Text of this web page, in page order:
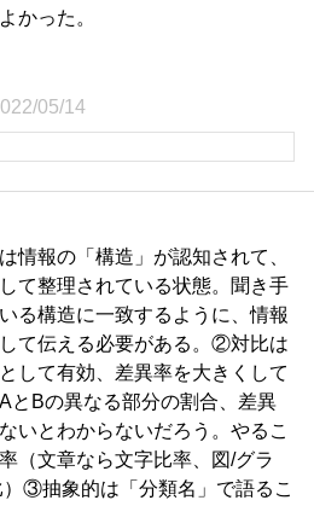
かった。
05/14
情報の「構造」が認知されて、
て整理されている状態。聞き手
る構造に一致するように、情報
て伝える必要がある。②対比は
して有効、差異率を大きくして
とBの異なる部分の割合、差異
いとわからないだろう。やるこ
（文章なら文字比率、図/グラ
③抽象的は「分類名」で語るこ